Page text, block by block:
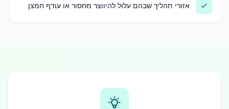
אזורי תהליך שבהם עלול להיווצר מחסור או עודף חמצן